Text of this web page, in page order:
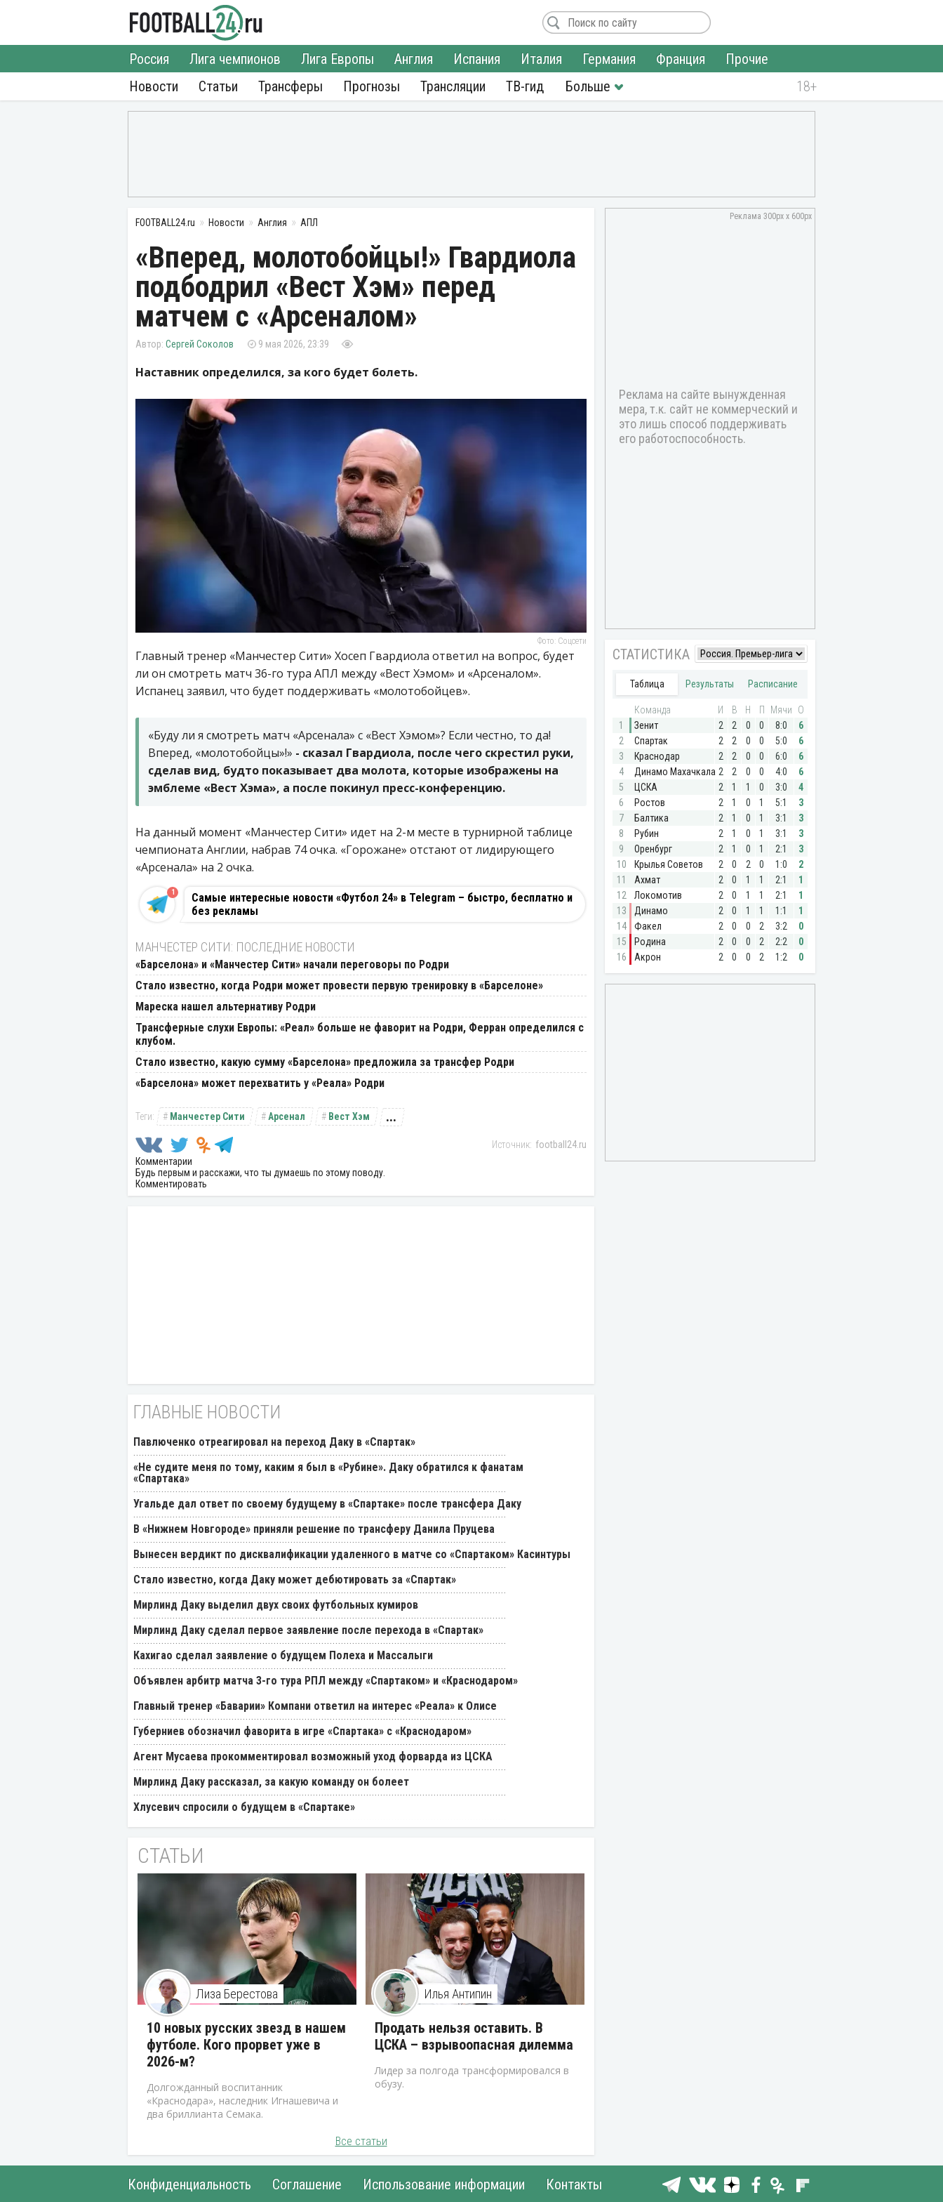
Новости
Россия Лига чемпионов Лига Европы Англия Испания Италия Германия Франция
Прочие
Статьи
Трансферы Прогнозы Трансляции ТВ-гид
FOOTBALL24.ru Новости Англия АПЛ
«Вперед, молотобойцы!» Гвардиола
подбодрил «Вест Хэм» перед
матчем с «Арсеналом»
Сергей Соколов 9 мая 2026, 23:39
Наставник определился, за кого будет болеть.
Фото: Соцсети
Главный тренер «Манчестер Сити» Хосеп Гвардиола ответил на вопрос, будет
ли он смотреть матч 36-го тура АПЛ между «Вест Хэмом» и «Арсеналом».
Испанец заявил, что будет поддерживать «молотобойцев».
«Буду ли я смотреть матч «Арсенала» с «Вест Хэмом»? Если честно, то да!
Вперед, «молотобойцы»!» - сказал Гвардиола, после чего скрестил руки,
сделав вид, будто показывает два молота, которые изображены на
эмблеме «Вест Хэма», а после покинул пресс-конференцию.
На данный момент «Манчестер Сити» идет на 2-м месте в турнирной таблице
чемпионата Англии, набрав 74 очка. «Горожане» отстают от лидирующего
«Арсенала» на 2 очка.
Самые интересные новости «Футбол 24» в Telegram – быстро, бесплатно и
без рекламы
1
МАНЧЕСТЕР СИТИ: ПОСЛЕДНИЕ НОВОСТИ
«Барселона» и «Манчестер Сити» начали переговоры по Родри
Стало известно, когда Родри может провести первую тренировку в «Барселоне»
Мареска нашел альтернативу Родри
Трансферные слухи Европы: «Реал» больше не фаворит на Родри, Ферран определился с
клубом.
Стало известно, какую сумму «Барселона» предложила за трансфер Родри
«Барселона» может перехватить у «Реала» Родри
Манчестер Сити Арсенал Вест Хэм ...
football24.ru
Комментарии
Будь первым и расскажи, что ты думаешь по этому поводу.
Комментировать
ГЛАВНЫЕ НОВОСТИ
Павлюченко отреагировал на переход Даку в «Спартак»
«Не судите меня по тому, каким я был в «Рубине». Даку обратился к фанатам
«Спартака»
Угальде дал ответ по своему будущему в «Спартаке» после трансфера Даку
В «Нижнем Новгороде» приняли решение по трансферу Данила Пруцева
Вынесен вердикт по дисквалификации удаленного в матче со «Спартаком» Касинтуры
Стало известно, когда Даку может дебютировать за «Спартак»
Мирлинд Даку выделил двух своих футбольных кумиров
Мирлинд Даку сделал первое заявление после перехода в «Спартак»
Кахигао сделал заявление о будущем Полеха и Массалыги
Объявлен арбитр матча 3-го тура РПЛ между «Спартаком» и «Краснодаром»
Главный тренер «Баварии» Компани ответил на интерес «Реала» к Олисе
Губерниев обозначил фаворита в игре «Спартака» с «Краснодаром»
Агент Мусаева прокомментировал возможный уход форварда из ЦСКА
Мирлинд Даку рассказал, за какую команду он болеет
Хлусевич спросили о будущем в «Спартаке»
СТАТЬИ
Лиза Берестова
10 новых русских звезд в нашем
футболе. Кого прорвет уже в
2026-м?
Долгожданный воспитанник
«Краснодара», наследник Игнашевича и
два бриллианта Семака.
Илья Антипин
Продать нельзя оставить. В
ЦСКА – взрывоопасная дилемма
Лидер за полгода трансформировался в
обузу.
Все статьи
Конфиденциальность Соглашение Использование информации Контакты